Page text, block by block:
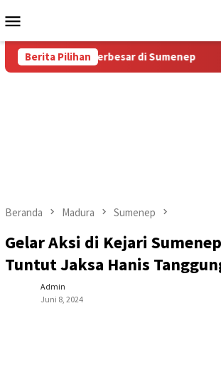
ke
Mobile
Berita Pilihan
Bal Budhi Terbesar di Sumenep
Beranda Madura Sumenep
Gelar Aksi di Kejari
Tuntut Jaksa Hanis
Admin
Juni 8, 2024